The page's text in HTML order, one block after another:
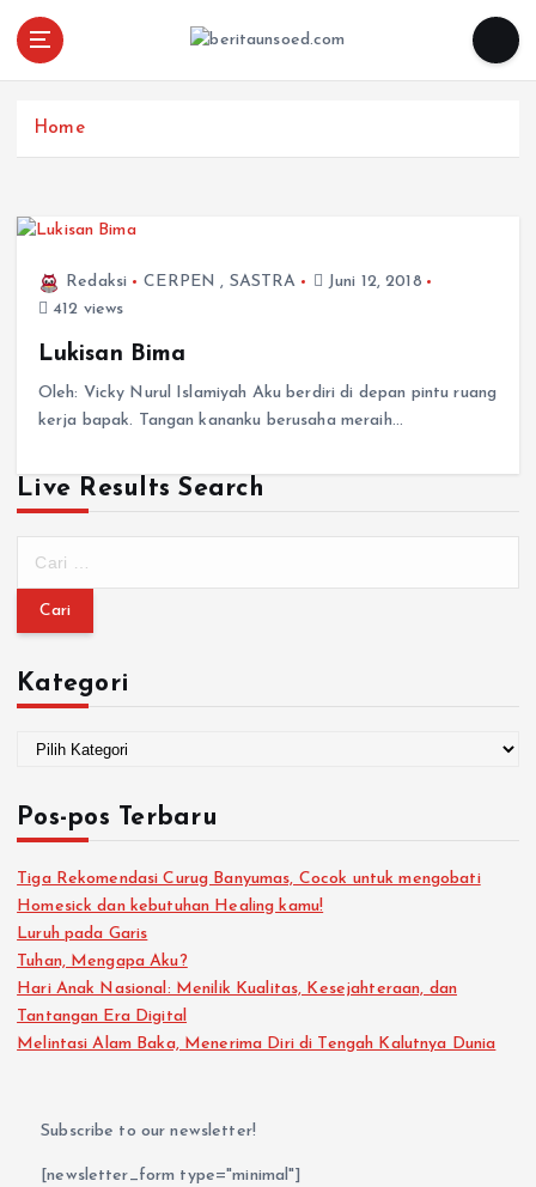
Home
Redaksi CERPEN , SASTRA
Juni 12, 2018
412 views
Lukisan Bima
Oleh: Vicky Nurul Islamiyah Aku berdiri di depan pintu ruang
kerja bapak. Tangan kananku berusaha meraih…
Live Results Search
Kategori
Pos-pos Terbaru
Tiga Rekomendasi Curug Banyumas, Cocok untuk mengobati
Homesick dan kebutuhan Healing kamu!
Luruh pada Garis
Tuhan, Mengapa Aku?
Hari Anak Nasional: Menilik Kualitas, Kesejahteraan, dan
Tantangan Era Digital
Melintasi Alam Baka, Menerima Diri di Tengah Kalutnya Dunia
Subscribe to our newsletter!
[newsletter_form type="minimal"]